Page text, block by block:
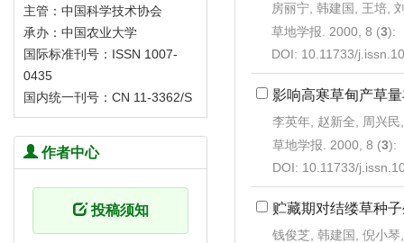
房丽宁, 韩建国, 王培,
草地学报. 2000, 8 (3):
DOI: 10.11733/
影响高寒草甸产草
李英年, 赵新全, 周兴民
草地学报. 2000, 8 (3):
DOI: 10.11733/
贮藏期对结缕草种
钱俊芝, 韩建国, 倪小琴
主管：中国科学技术协会
承办：中国农业大学
国际标准刊号：ISSN 1007-
0435
国内统一刊号：CN 11-3362/S
作者中心
投稿须知